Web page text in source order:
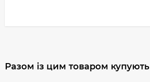
Разом із цим товаром купують